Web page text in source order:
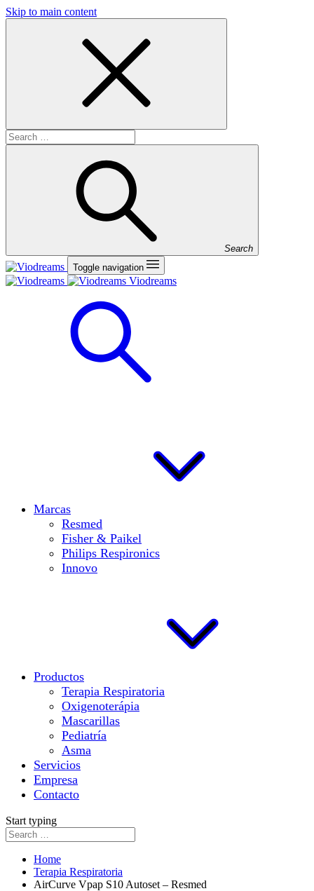
Skip to main content
Search
Toggle navigation
Viodreams
Marcas
Resmed
Fisher & Paikel
Philips Respironics
Innovo
Productos
Terapia Respiratoria
Oxigenoterápia
Mascarillas
Pediatría
Asma
Servicios
Empresa
Contacto
Start typing
Home
Terapia Respiratoria
AirCurve Vpap S10 Autoset – Resmed